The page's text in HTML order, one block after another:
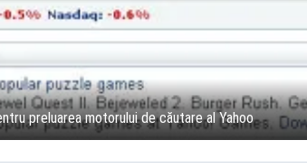
preluarea motorului de căutare al Yahoo